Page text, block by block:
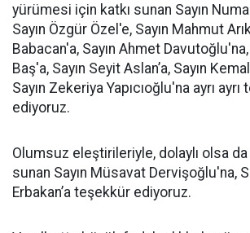
yürümesi için katkı sunan Sayın
Sayın Özgür Özel'e, Sayın Mahmut
Babacan'a, Sayın Ahmet Davutoğlu'na,
Baş'a, Sayın Seyit Aslan’a, Sayın
Sayın Zekeriya Yapıcıoğlu'na ayrı
ediyoruz.
Olumsuz eleştirileriyle, dolaylı olsa
sunan Sayın Müsavat Dervişoğlu'na,
Erbakan’a teşekkür ediyoruz.